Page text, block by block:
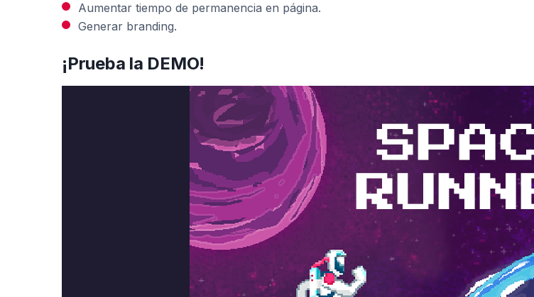
Aumentar tiempo de permanencia en página.
Generar branding.
¡Prueba la DEMO!